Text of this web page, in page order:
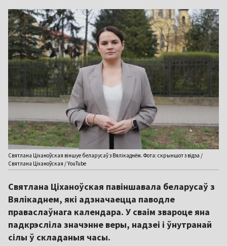
Святлана Ціханоўская віншуе беларусаў з Вялікаднём. Фота: скрыншот з відэа /
Святлана Ціханоўская / YouTube
Святлана Ціханоўская павіншавала беларусаў з
Вялікаднем, які адзначаецца паводле
праваслаўнага календара. У сваім звароце яна
падкрэсліла значэнне веры, надзеі і ўнутранай
сілы ў складаныя часы.